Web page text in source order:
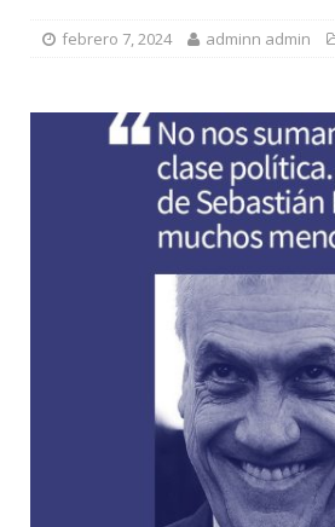
febrero 7, 2024 adminn admin